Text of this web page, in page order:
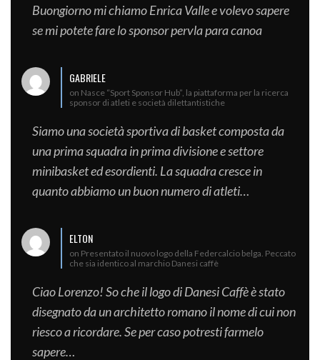
Buongiorno mi chiamo Enrica Valle e volevo sapere
se mi potete fare lo sponsor pervla para canoa
GABRIELE
on Nasce “Sport Sponsor Hub”, la piattaforma per la ricerca
sponsor di atleti e società dilettantistiche
Siamo una società sportiva di basket composta da
una prima squadra in prima divisione e settore
minibasket ed esordienti. La squadra cresce in
quanto abbiamo un buon numero di atleti…
ELTON
on Presentato il nuovo logo della Federcalcio belga. Peccato
che sia identico al marchio Danesi caffè
Ciao Lorenzo! So che il logo di Danesi Caffè è stato
disegnato da un architetto romano il nome di cui non
riesco a ricordare. Se per caso potresti farmelo
sapere…